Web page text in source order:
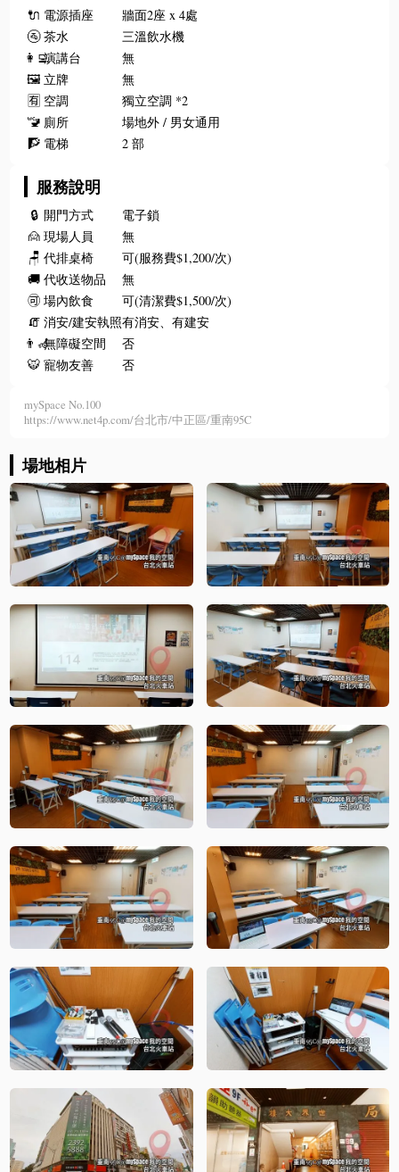
🔌 電源插座
牆面2座 x 4處
🚰 茶水
三溫飲水機
👩‍💻演講台
無
🖼️ 立牌
無
🈶 空調
獨立空調 *2
🚾 廁所
場地外 / 男女通用
🧗 電梯 2 部
服務說明
🔒 開門方式
電子鎖
🙍 現場人員
無
🪑 代排桌椅
可(服務費$1,200/次)
🚚 代收送物品
無
🉑 場內飲食
可(清潔費$1,500/次)
🧯 消安/建安執照有消安、有建安
👨‍🦽無障礙空間
否
🐯 寵物友善 否
mySpace No.100
https://www.net4p.com/台北市/中正區/重南95C
場地相片